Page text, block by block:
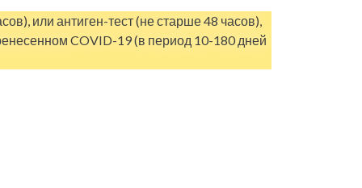
или антиген-тест (не старше 48 часов),
COVID-19 (в период 10-180 дней